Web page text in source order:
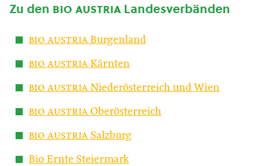
Zu den bio austria Landesverbänden
bio austria Burgenland
bio austria Kärnten
bio austria Niederösterreich und Wien
bio austria Oberösterreich
bio austria Salzburg
Bio Ernte Steiermark